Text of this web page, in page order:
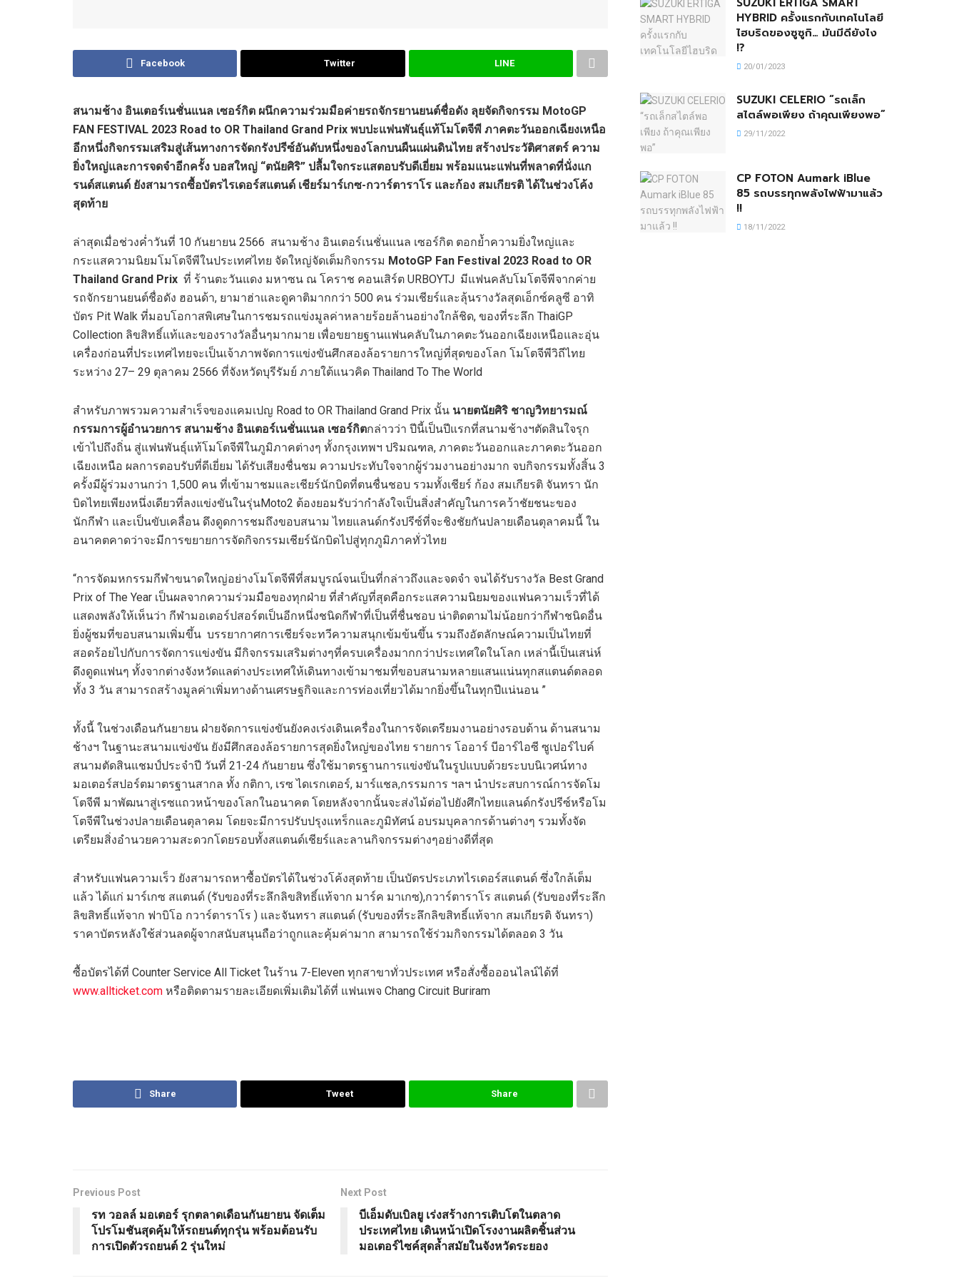
Facebook Twitter LINE
สนามช้าง อินเตอร์เนชั่นแนล เซอร์กิต ผนึกความร่วมมือค่ายรถจักรยานยนต์ชื่อดัง ลุยจัดกิจกรรม MotoGP
FAN FESTIVAL 2023 Road to OR Thailand Grand Prix พบปะแฟนพันธุ์แท้โมโตจีพี ภาคตะวันออกเฉียงเหนือ
อีกหนึ่งกิจกรรมเสริมสู่เส้นทางการจัดกรังปรีซ์อันดับหนึ่งของโลกบนผืนแผ่นดินไทย สร้างประวัติศาสตร์ ความ
ยิ่งใหญ่และการจดจำอีกครั้ง บอสใหญ่ “ตนัยศิริ” ปลื้มใจกระแสตอบรับดีเยี่ยม พร้อมแนะแฟนที่พลาดที่นั่งแก
รนด์สแตนด์ ยังสามารถซื้อบัตรไรเดอร์สแตนด์ เชียร์มาร์เกซ-กวาร์ตาราโร และก้อง สมเกียรติ ได้ในช่วงโค้ง
สุดท้าย
ล่าสุดเมื่อช่วงค่ำวันที่ 10 กันยายน 2566 สนามช้าง อินเตอร์เนชั่นแนล เซอร์กิต ตอกย้ำความยิ่งใหญ่และ
กระแสความนิยมโมโตจีพีในประเทศไทย จัดใหญ่จัดเต็มกิจกรรม MotoGP Fan Festival 2023 Road to OR
Thailand Grand Prix ที่ ร้านตะวันแดง มหาซน ณ โคราช คอนเสิร์ต URBOYTJ มีแฟนคลับโมโตจีพีจากค่าย
รถจักรยานยนต์ชื่อดัง ฮอนด้า, ยามาฮ่าและดูคาติมากกว่า 500 คน ร่วมเชียร์และลุ้นรางวัลสุดเอ็กซ์คลูซี อาทิ
บัตร Pit Walk ที่มอบโอกาสพิเศษในการชมรถแข่งมูลค่าหลายร้อยล้านอย่างใกล้ชิด, ของที่ระลึก ThaiGP
Collection ลิขสิทธิ์แท้และของรางวัลอื่นๆมากมาย เพื่อขยายฐานแฟนคลับในภาคตะวันออกเฉียงเหนือและอุ่น
เครื่องก่อนที่ประเทศไทยจะเป็นเจ้าภาพจัดการแข่งขันศึกสองล้อรายการใหญ่ที่สุดของโลก โมโตจีพีวิถีไทย
ระหว่าง 27– 29 ตุลาคม 2566 ที่จังหวัดบุรีรัมย์ ภายใต้แนวคิด Thailand To The World
สำหรับภาพรวมความสำเร็จของแคมเปญ Road to OR Thailand Grand Prix นั้น นายตนัยศิริ ชาญวิทยารมณ์
กรรมการผู้อำนวยการ สนามช้าง อินเตอร์เนชั่นแนล เซอร์กิตกล่าวว่า ปีนี้เป็นปีแรกที่สนามช้างฯตัดสินใจรุก
เข้าไปถึงถิ่น สู่แฟนพันธุ์แท้โมโตจีพีในภูมิภาคต่างๆ ทั้งกรุงเทพฯ ปริมณฑล, ภาคตะวันออกและภาคตะวันออก
เฉียงเหนือ ผลการตอบรับที่ดีเยี่ยม ได้รับเสียงชื่นชม ความประทับใจจากผู้ร่วมงานอย่างมาก จบกิจกรรมทั้งสิ้น 3
ครั้งมีผู้ร่วมงานกว่า 1,500 คน ที่เข้ามาชมและเชียร์นักบิดที่ตนชื่นชอบ รวมทั้งเชียร์ ก้อง สมเกียรติ จันทรา นัก
บิดไทยเพียงหนึ่งเดียวที่ลงแข่งขันในรุ่นMoto2 ต้องยอมรับว่ากำลังใจเป็นสิ่งสำคัญในการคว้าชัยชนะของ
นักกีฬา และเป็นขับเคลื่อน ดึงดูดการชมถึงขอบสนาม ไทยแลนด์กรังปรีซ์ที่จะชิงชัยกันปลายเดือนตุลาคมนี้ ใน
อนาคตคาดว่าจะมีการขยายการจัดกิจกรรมเชียร์นักบิดไปสู่ทุกภูมิภาคทั่วไทย
“การจัดมหกรรมกีฬาขนาดใหญ่อย่างโมโตจีพีที่สมบูรณ์จนเป็นที่กล่าวถึงและจดจำ จนได้รับรางวัล Best Grand
Prix of The Year เป็นผลจากความร่วมมือของทุกฝ่าย ที่สำคัญที่สุดคือกระแสความนิยมของแฟนความเร็วที่ได้
แสดงพลังให้เห็นว่า กีฬามอเตอร์ปสอร์ตเป็นอีกหนึ่งชนิดกีฬาที่เป็นที่ชื่นชอบ น่าติดตามไม่น้อยกว่ากีฬาชนิดอื่น
ยิ่งผู้ชมที่ขอบสนามเพิ่มขึ้น บรรยากาศการเชียร์จะทวีความสนุกเข้มข้นขึ้น รวมถึงอัตลักษณ์ความเป็นไทยที่
สอดร้อยไปกับการจัดการแข่งขัน มีกิจกรรมเสริมต่างๆที่ครบเครื่องมากกว่าประเทศใดในโลก เหล่านี้เป็นเสน่ห์
ดึงดูดแฟนๆ ทั้งจากต่างจังหวัดแลต่างประเทศให้เดินทางเข้ามาชมที่ขอบสนามหลายแสนแน่นทุกสแตนด์ตลอด
ทั้ง 3 วัน สามารถสร้างมูลค่าเพิ่มทางด้านเศรษฐกิจและการท่องเที่ยวได้มากยิ่งขึ้นในทุกปีแน่นอน ”
ทั้งนี้ ในช่วงเดือนกันยายน ฝ่ายจัดการแข่งขันยังคงเร่งเดินเครื่องในการจัดเตรียมงานอย่างรอบด้าน ด้านสนาม
ช้างฯ ในฐานะสนามแข่งขัน ยังมีศึกสองล้อรายการสุดยิ่งใหญ่ของไทย รายการ โออาร์ บีอาร์ไอซี ซูเปอร์ไบค์
สนามตัดสินแชมป์ประจำปี วันที่ 21-24 กันยายน ซึ่งใช้มาตรฐานการแข่งขันในรูปแบบด้วยระบบนิเวศน์ทาง
มอเตอร์สปอร์ตมาตรฐานสากล ทั้ง กติกา, เรซ ไดเรกเตอร์, มาร์แชล,กรรมการ ฯลฯ นำประสบการณ์การจัดโม
โตจีพี มาพัฒนาสู่เรซแถวหน้าของโลกในอนาคต โดยหลังจากนั้นจะส่งไม้ต่อไปยังศึกไทยแลนด์กรังปรีซ์หรือโม
โตจีพีในช่วงปลายเดือนตุลาคม โดยจะมีการปรับปรุงแทร็กและภูมิทัศน์ อบรมบุคลากรด้านต่างๆ รวมทั้งจัด
เตรียมสิ่งอำนวยความสะดวกโดยรอบทั้งสแตนด์เชียร์และลานกิจกรรมต่างๆอย่างดีที่สุด
สำหรับแฟนความเร็ว ยังสามารถหาซื้อบัตรได้ในช่วงโค้งสุดท้าย เป็นบัตรประเภทไรเดอร์สแตนด์ ซึ่งใกล้เต็ม
แล้ว ได้แก่ มาร์เกซ สแตนด์ (รับของที่ระลึกลิขสิทธิ์แท้จาก มาร์ค มาเกซ),กวาร์ตาราโร สแตนด์ (รับของที่ระลึก
ลิขสิทธิ์แท้จาก ฟาบิโอ กวาร์ตาราโร ) และจันทรา สแตนด์ (รับของที่ระลึกลิขสิทธิ์แท้จาก สมเกียรติ จันทรา)
ราคาบัตรหลังใช้ส่วนลดผู้จากสนับสนุนถือว่าถูกและคุ้มค่ามาก สามารถใช้ร่วมกิจกรรมได้ตลอด 3 วัน
ซื้อบัตรได้ที่ Counter Service All Ticket ในร้าน 7-Eleven ทุกสาขาทั่วประเทศ หรือสั่งซื้อออนไลน์ได้ที่
www.allticket.com หรือติดตามรายละเอียดเพิ่มเติมได้ที่ แฟนเพจ Chang Circuit Buriram
Share Tweet Share
Previous Post
รท วอลล์ มอเตอร์ รุกตลาดเดือนกันยายน จัดเต็ม
โปรโมชันสุดคุ้มให้รถยนต์ทุกรุ่น พร้อมต้อนรับ
การเปิดตัวรถยนต์ 2 รุ่นใหม่
Next Post
บีเอ็มดับเบิลยู เร่งสร้างการเติบโตในตลาด
ประเทศไทย เดินหน้าเปิดโรงงานผลิตชิ้นส่วน
มอเตอร์ไซค์สุดล้ำสมัยในจังหวัดระยอง
HYBRID ครั้งแรกกับเทคโนโลยี
ไฮบริดของซูซูกิ… มันมีดียังไง
!?
20/01/2023
SUZUKI CELERIO “รถเล็ก
สไตล์พอเพียง ถ้าคุณเพียงพอ”
29/11/2022
CP FOTON Aumark iBlue
85 รถบรรทุกพลังไฟฟ้ามาแล้ว
!!
18/11/2022